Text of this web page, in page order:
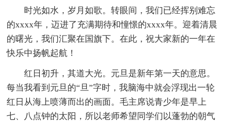
时光如水，岁月如歌。转眼间，我们已经挥别难忘
的xxxx年，迈进了充满期待和憧憬的xxxx年。迎着清晨
的曙光，我们汇聚在国旗下。在此，祝大家新的一年在
快乐中扬帆起航！
红日初升，其道大光。元旦是新年第一天的意思。
每当我看到元旦的“旦”字时，我脑海中就会浮现出一轮
红日从海上喷薄而出的画面。毛主席说青少年是早上
七、八点钟的太阳，所以老师希望同学们以蓬勃的朝气